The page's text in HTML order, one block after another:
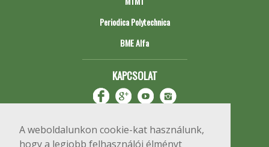
A weboldalunkon cookie-kat használunk,
hogy a legjobb felhasználói élményt
Periodica Polytechnica
BME Alfa
KAPCSOLAT